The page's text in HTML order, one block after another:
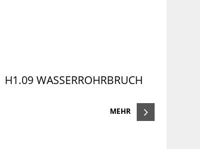
WASSERROHRBRUCH
MEHR